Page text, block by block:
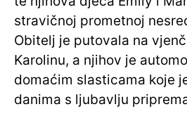
stravičnoj prometnoj
Obitelj je putovala na
Karolinu, a njihov je
domaćim slasticama koje
danima s ljubavlju